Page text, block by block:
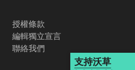
授權條款
編輯獨立宣言
聯絡我們
支持沃草